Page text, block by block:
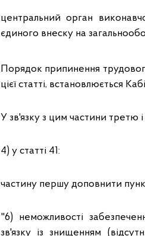
центральний орган
єдиного внеску на
Порядок припинення
цієї статті, встановлюється
У зв'язку з цим частини третю
4) у статті 41:
частину першу доповнити
"6) неможливості
зв'язку із знищенням